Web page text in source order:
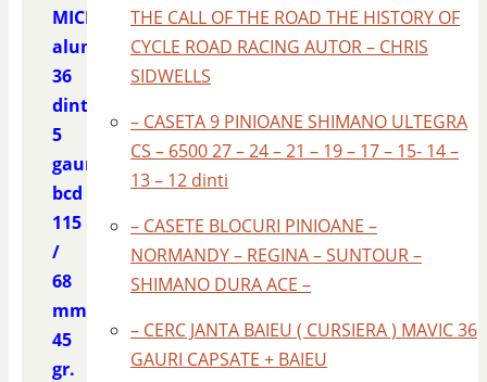
MICHE
aluminiu
36
dinti
5
gauri
bcd
115
/
68
mm.
45
gr.
THE CALL OF THE ROAD THE HISTORY OF
CYCLE ROAD RACING AUTOR – CHRIS
SIDWELLS
– CASETA 9 PINIOANE SHIMANO ULTEGRA
CS – 6500 27 – 24 – 21 – 19 – 17 – 15- 14 –
13 – 12 dinti
– CASETE BLOCURI PINIOANE –
NORMANDY – REGINA – SUNTOUR –
SHIMANO DURA ACE –
– CERC JANTA BAIEU ( CURSIERA ) MAVIC 36
GAURI CAPSATE + BAIEU